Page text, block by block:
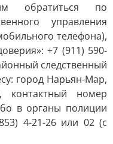
обратиться по
управления
телефона),
+7 (911) 590-
следственный
город Нарьян-Мар,
номер
в органы полиции
4-21-26 или 02 (с